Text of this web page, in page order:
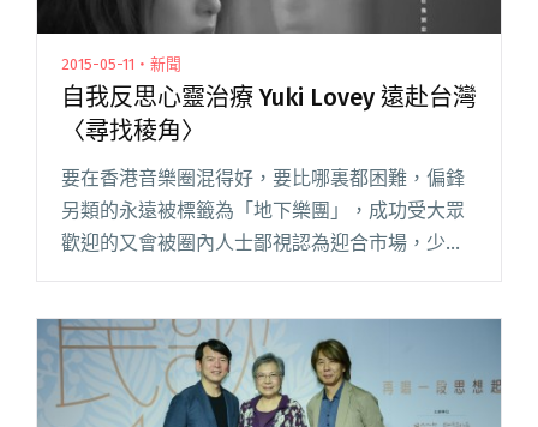
2015-05-11・新聞
自我反思心靈治療 Yuki Lovey 遠赴台灣
〈尋找稜角〉
要在香港音樂圈混得好，要比哪裏都困難，偏鋒
另類的永遠被標籤為「地下樂團」，成功受大眾
歡迎的又會被圈內人士鄙視認為迎合市場，少有
單位能兩面討喜。自出道初憑著創作才華與亮麗
怡），或許也面對這閱讀全文 "自我反思心靈治
療 Yuki Lovey 遠赴台灣〈尋找稜角〉"